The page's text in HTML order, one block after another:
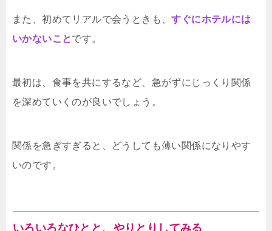
また、初めてリアルで会うときも、すぐにホテルには
いかないことです。
最初は、食事を共にするなど、急がずにじっくり関係
を深めていくのが良いでしょう。
関係を急ぎすぎると、どうしても薄い関係になりやす
いのです。
いろいろなひとと、やりとりしてみる